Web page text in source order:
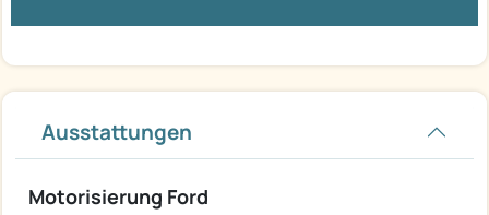
Ausstattungen
Motorisierung Ford